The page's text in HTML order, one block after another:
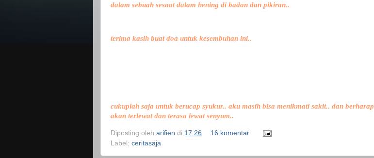
dalam sebuah sesaat dalam hening di badan dan pikiran..
terima kasih buat doa untuk kesembuhan ini..
cukuplah saja untuk berucap syukur.. aku masih bisa menikmati sakit.. dan berharap
akan terlewat dan terasa lewat senyum..
Diposting oleh arifien di 17.26
16 komentar:
Label: ceritasaja